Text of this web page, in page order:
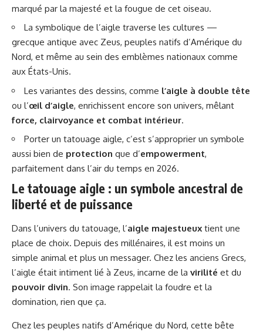
marqué par la majesté et la fougue de cet oiseau.
La symbolique de l’aigle traverse les cultures —
grecque antique avec Zeus, peuples natifs d’Amérique du
Nord, et même au sein des emblèmes nationaux comme
aux États-Unis.
Les variantes des dessins, comme l’aigle à double tête
ou l’œil d’aigle, enrichissent encore son univers, mêlant
force, clairvoyance et combat intérieur.
Porter un tatouage aigle, c’est s’approprier un symbole
aussi bien de protection que d’empowerment,
parfaitement dans l’air du temps en 2026.
Le tatouage aigle : un symbole ancestral de
liberté et de puissance
Dans l’univers du tatouage, l’aigle majestueux tient une
place de choix. Depuis des millénaires, il est moins un
simple animal et plus un messager. Chez les anciens Grecs,
l’aigle était intiment lié à Zeus, incarne de la virilité et du
pouvoir divin. Son image rappelait la foudre et la
domination, rien que ça.
Chez les peuples natifs d’Amérique du Nord, cette bête